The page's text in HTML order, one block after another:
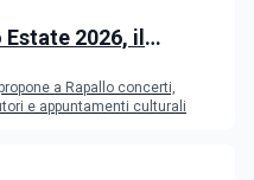
2026, il
a Rapallo concerti,
e appuntamenti culturali